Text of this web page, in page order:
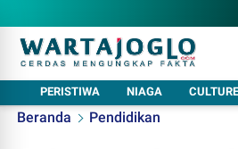
PERISTIWA NIAGA CULTURE
Beranda Pendidikan